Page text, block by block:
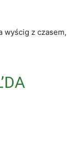
wyścig z czasem,